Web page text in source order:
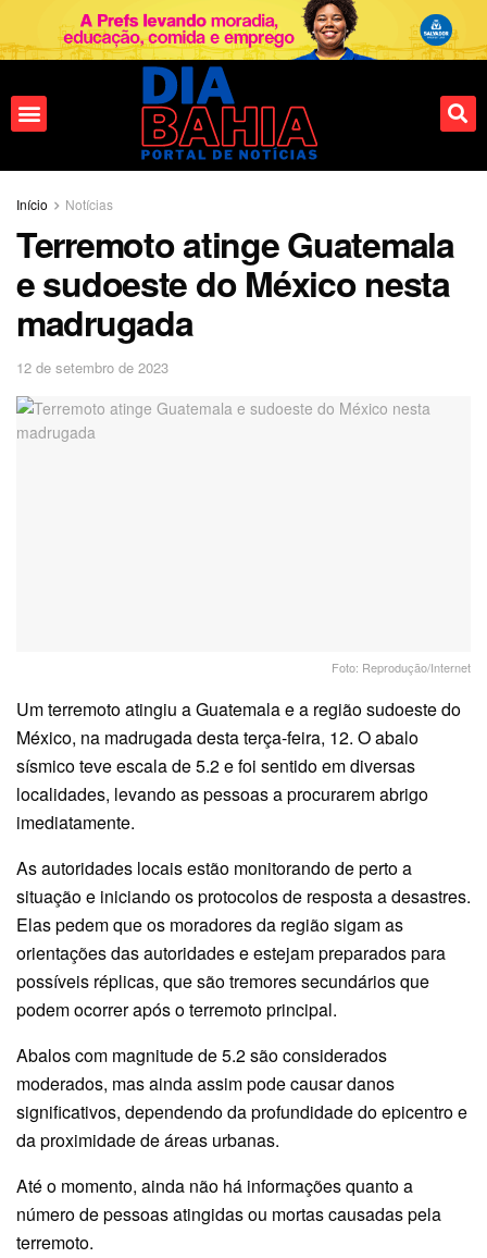
Início Notícias
Terremoto atinge Guatemala
e sudoeste do México nesta
madrugada
12 de setembro de 2023
Foto: Reprodução/Internet
Um terremoto atingiu a Guatemala e a região sudoeste do
México, na madrugada desta terça-feira, 12. O abalo
sísmico teve escala de 5.2 e foi sentido em diversas
localidades, levando as pessoas a procurarem abrigo
imediatamente.
As autoridades locais estão monitorando de perto a
situação e iniciando os protocolos de resposta a desastres.
Elas pedem que os moradores da região sigam as
orientações das autoridades e estejam preparados para
possíveis réplicas, que são tremores secundários que
podem ocorrer após o terremoto principal.
Abalos com magnitude de 5.2 são considerados
moderados, mas ainda assim pode causar danos
significativos, dependendo da profundidade do epicentro e
da proximidade de áreas urbanas.
Até o momento, ainda não há informações quanto a
número de pessoas atingidas ou mortas causadas pela
terremoto.